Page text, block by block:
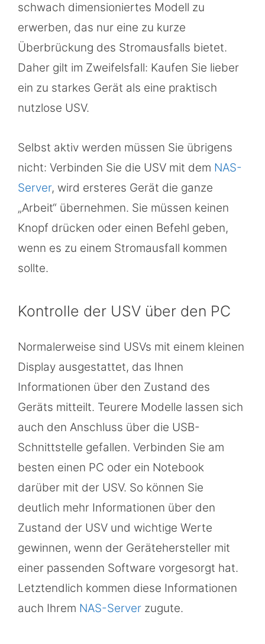
schwach dimensioniertes Modell zu
erwerben, das nur eine zu kurze
Überbrückung des Stromausfalls bietet.
Daher gilt im Zweifelsfall: Kaufen Sie lieber
ein zu starkes Gerät als eine praktisch
nutzlose USV.
Selbst aktiv werden müssen Sie übrigens
nicht: Verbinden Sie die USV mit dem NAS-
Server, wird ersteres Gerät die ganze
„Arbeit“ übernehmen. Sie müssen keinen
Knopf drücken oder einen Befehl geben,
wenn es zu einem Stromausfall kommen
sollte.
Kontrolle der USV über den PC
Normalerweise sind USVs mit einem kleinen
Display ausgestattet, das Ihnen
Informationen über den Zustand des
Geräts mitteilt. Teurere Modelle lassen sich
auch den Anschluss über die USB-
Schnittstelle gefallen. Verbinden Sie am
besten einen PC oder ein Notebook
darüber mit der USV. So können Sie
deutlich mehr Informationen über den
Zustand der USV und wichtige Werte
gewinnen, wenn der Gerätehersteller mit
einer passenden Software vorgesorgt hat.
Letztendlich kommen diese Informationen
auch Ihrem NAS-Server zugute.